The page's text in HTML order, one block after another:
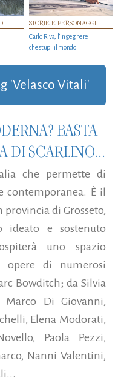
STORIE E PERSONAGGI
Carlo Riva, l’ingegnere
che stupi' il mondo
'Velasco Vitali'
BASTA
DI SCARLINO...
che permette di
contemporanea. È il
di Grosseto,
e sostenuto
uno spazio
opere di numerosi
Bowditch; da Silvia
Marco Di Giovanni,
Elena Modorati,
Paola Pezzi,
Nanni Valentini,